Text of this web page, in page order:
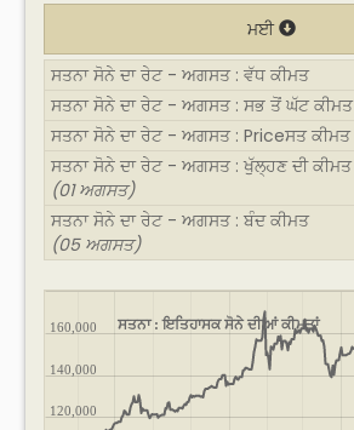
ਮਈ
ਸਤਨਾ ਸੋਨੇ ਦਾ ਰੇਟ - ਅਗਸਤ : ਵੱਧ ਕੀਮਤ
ਸਤਨਾ ਸੋਨੇ ਦਾ ਰੇਟ - ਅਗਸਤ : ਸਭ ਤੋਂ ਘੱਟ ਕੀਮਤ
ਸਤਨਾ ਸੋਨੇ ਦਾ ਰੇਟ - ਅਗਸਤ : Priceਸਤ ਕੀਮਤ
ਸਤਨਾ ਸੋਨੇ ਦਾ ਰੇਟ - ਅਗਸਤ : ਖੁੱਲ੍ਹਣ ਦੀ ਕੀਮਤ
(01 ਅਗਸਤ)
ਸਤਨਾ ਸੋਨੇ ਦਾ ਰੇਟ - ਅਗਸਤ : ਬੰਦ ਕੀਮਤ
(05 ਅਗਸਤ)
ਸਤਨਾ : ਇਤਿਹਾਸਕ ਸੋਨੇ ਦੀਆਂ ਕੀਮਤਾਂ
120,000
140,000
160,000